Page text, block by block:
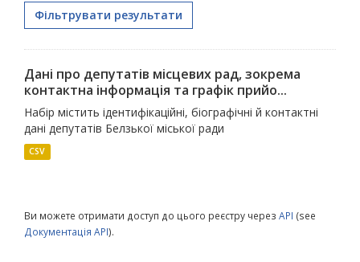
Фільтрувати результати
Дані про депутатів місцевих рад, зокрема
контактна інформація та графік прийо...
Набір містить ідентифікаційні, біографічні й контактні
дані депутатів Белзької міської ради
CSV
Ви можете отримати доступ до цього реєстру через API (see
Документація API).